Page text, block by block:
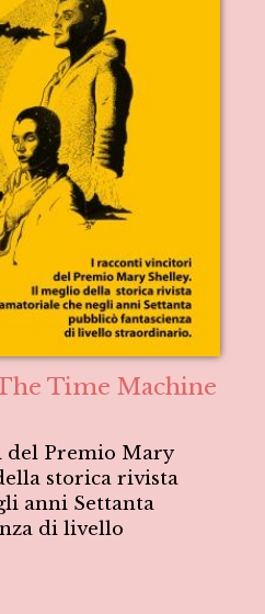
Time Machine
Premio Mary
storica rivista
anni Settanta
di livello